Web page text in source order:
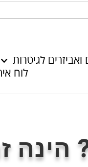
ואביזרים לגיטרות
לוח
הינה